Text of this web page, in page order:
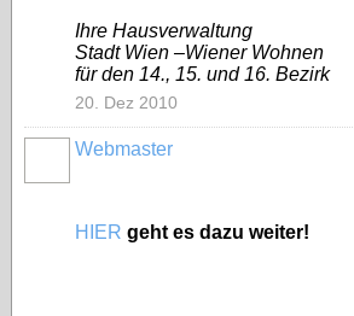
Ihre Hausverwaltung
Stadt Wien –Wiener Wohnen
für den 14., 15. und 16. Bezirk
20. Dez 2010
Webmaster
HIER geht es dazu weiter!